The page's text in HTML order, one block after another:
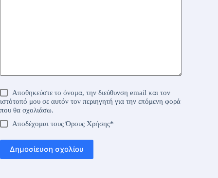
Αποθηκεύστε το όνομα, την διεύθυνση email και τον
ιστότοπό μου σε αυτόν τον περιηγητή για την επόμενη φορά
που θα σχολιάσω.
Αποδέχομαι τουςΌρους Χρήσης*
Δημοσίευση σχολίου